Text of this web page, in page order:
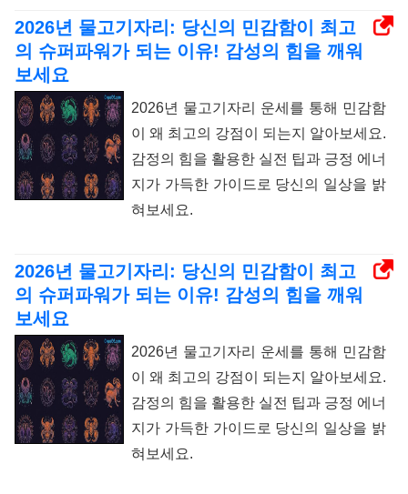
2026년 물고기자리: 당신의 민감함이 최고
의 슈퍼파워가 되는 이유! 감성의 힘을 깨워
보세요
2026년 물고기자리 운세를 통해 민감함
이 왜 최고의 강점이 되는지 알아보세요.
감정의 힘을 활용한 실전 팁과 긍정 에너
지가 가득한 가이드로 당신의 일상을 밝
혀보세요.
2026년 물고기자리: 당신의 민감함이 최고
의 슈퍼파워가 되는 이유! 감성의 힘을 깨워
보세요
2026년 물고기자리 운세를 통해 민감함
이 왜 최고의 강점이 되는지 알아보세요.
감정의 힘을 활용한 실전 팁과 긍정 에너
지가 가득한 가이드로 당신의 일상을 밝
혀보세요.